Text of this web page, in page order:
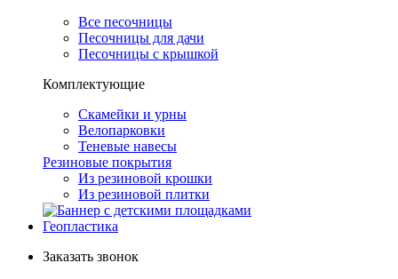
Все песочницы
Песочницы для дачи
Песочницы с крышкой
Комплектующие
Скамейки и урны
Велопарковки
Теневые навесы
Резиновые покрытия
Из резиновой крошки
Из резиновой плитки
Геопластика
Заказать звонок